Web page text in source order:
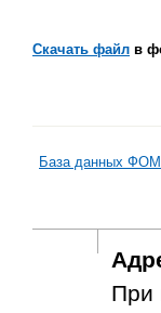
Скачать файл в
База данных ФОМ
При